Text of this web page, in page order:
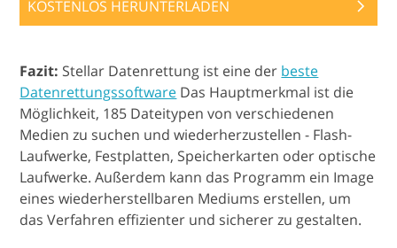
KOSTENLOS HERUNTERLADEN
Fazit: Stellar Datenrettung ist eine der beste
Datenrettungssoftware Das Hauptmerkmal ist die
Möglichkeit, 185 Dateitypen von verschiedenen
Medien zu suchen und wiederherzustellen - Flash-
Laufwerke, Festplatten, Speicherkarten oder optische
Laufwerke. Außerdem kann das Programm ein Image
eines wiederherstellbaren Mediums erstellen, um
das Verfahren effizienter und sicherer zu gestalten.